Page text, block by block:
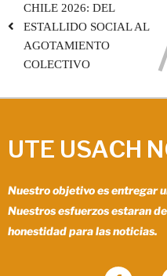
CHILE 2026: DEL
ESTALLIDO SOCIAL AL
AGOTAMIENTO
COLECTIVO
UTE USACH
Nuestro objetivo es entregar
Nuestros esfuerzos estaran
honestidad para las noticias.